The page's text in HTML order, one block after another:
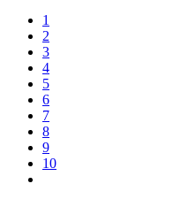
1
2
3
4
5
6
7
8
9
10